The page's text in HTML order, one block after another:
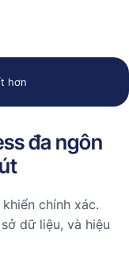
hơn
đa ngôn
chính xác.
dữ liệu, và hiệu